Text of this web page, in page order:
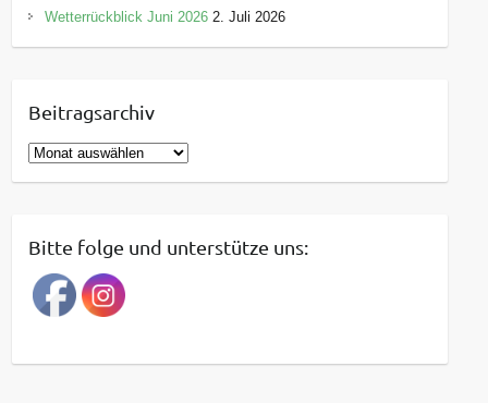
Wetterrückblick Juni 2026 2. Juli 2026
Beitragsarchiv
B
e
r
a
g
a
Bitte folge und unterstütze uns: